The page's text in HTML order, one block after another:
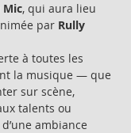
Mic, qui aura lieu
par Rully
à toutes les
la musique — que
sur scène,
talents ou
ambiance